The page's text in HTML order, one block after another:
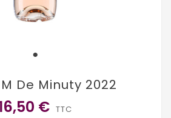
De Minuty 2022
€ TTC